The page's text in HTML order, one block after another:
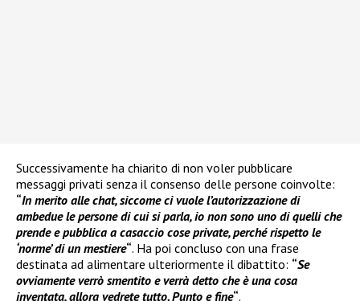
Successivamente ha chiarito di non voler pubblicare
messaggi privati senza il consenso delle persone coinvolte:
“In merito alle chat, siccome ci vuole l’autorizzazione di
ambedue le persone di cui si parla, io non sono uno di quelli che
prende e pubblica a casaccio cose private, perché rispetto le
‘norme’ di un mestiere“. Ha poi concluso con una frase
destinata ad alimentare ulteriormente il dibattito: “Se
ovviamente verrò smentito e verrà detto che è una cosa
inventata, allora vedrete tutto. Punto e fine“.